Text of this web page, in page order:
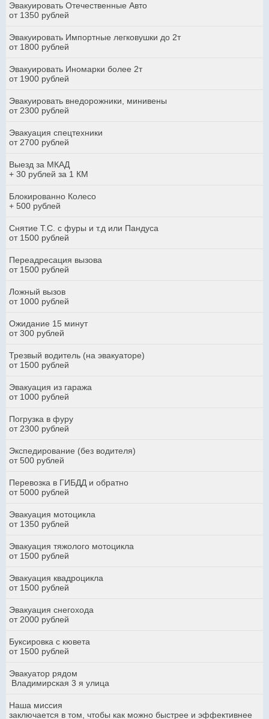
Эвакуировать Отечественные Авто
от 1350 рублей
Эвакуировать Импортные легковушки до 2т
от 1800 рублей
Эвакуировать Иномарки более 2т
от 1900 рублей
Эвакуировать внедорожники, минивены
от 2300 рублей
Эвакуация спецтехники
от 2700 рублей
Выезд за МКАД
+ 30 рублей за 1 КМ
Блокированно Колесо
+ 500 рублей
Снятие Т.С. с фуры и т.д или Пандуса
от 1500 рублей
Переадресация вызова
от 1500 рублей
Ложный вызов
от 1000 рублей
Ожидание 15 минут
от 300 рублей
Трезвый водитель (на эвакуаторе)
от 1500 рублей
Эвакуация из гаража
от 1000 рублей
Погрузка в фуру
от 2300 рублей
Экспедирование (без водителя)
от 500 рублей
Перевозка в ГИБДД и обратно
от 5000 рублей
Эвакуация мотоцикла
от 1350 рублей
Эвакуация тяжолого мотоцикла
от 1500 рублей
Эвакуация квадроцикла
от 1500 рублей
Эвакуация снегохода
от 2000 рублей
Буксировка с кювета
от 1500 рублей
Эвакуатор рядом
Владимирская 3 я улица
Наша миссия
заключается в том, чтобы как можно быстрее и эффективнее